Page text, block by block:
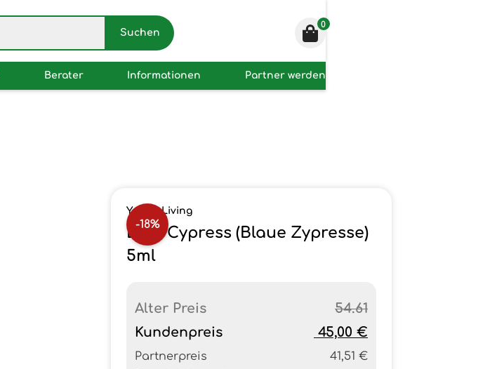
0
Berater Informationen Partner werden
-18%
Young Living
Blue Cypress (Blaue Zypresse)
5ml
Alter Preis
54.61
Kundenpreis
45,00 €
Partnerpreis 41,51 €